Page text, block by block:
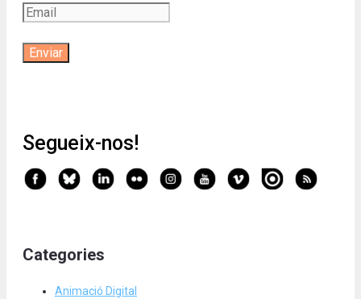
Segueix-nos!
Categories
Animació Digital